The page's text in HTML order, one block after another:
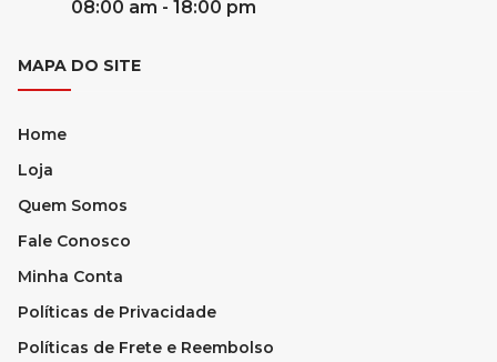
08:00 am - 18:00 pm
MAPA DO SITE
Home
Loja
Quem Somos
Fale Conosco
Minha Conta
Políticas de Privacidade
Políticas de Frete e Reembolso